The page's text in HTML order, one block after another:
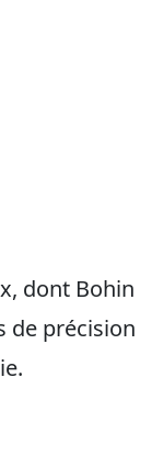
dont Bohin
de précision